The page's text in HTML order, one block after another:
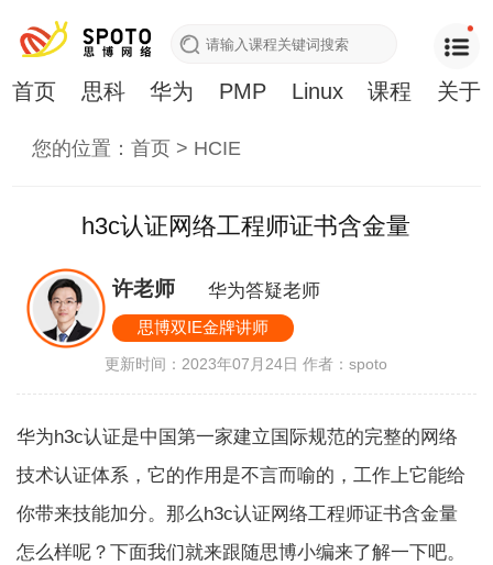
首页 思科 华为 PMP Linux 课程 关于
您的位置：首页 > HCIE
h3c认证网络工程师证书含金量
许老师 华为答疑老师
思博双IE金牌讲师
更新时间：2023年07月24日作者：spoto
华为h3c认证是中国第一家建立国际规范的完整的网络
技术认证体系，它的作用是不言而喻的，工作上它能给
你带来技能加分。那么h3c认证网络工程师证书含金量
怎么样呢？下面我们就来跟随思博小编来了解一下吧。